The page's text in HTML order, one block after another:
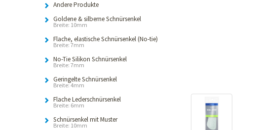
Andere Produkte
Goldene & silberne Schnürsenkel
Breite: 10mm
Flache, elastische Schnürsenkel (No-tie)
Breite: 7mm
No-Tie Silikon Schnürsenkel
Breite: 7mm
Geringelte Schnürsenkel
Breite: 4mm
Flache Lederschnürsenkel
Breite: 6mm
Schnürsenkel mit Muster
Breite: 10mm